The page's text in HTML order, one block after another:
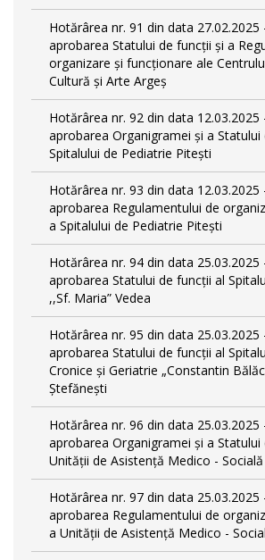
Hotărârea nr. 91 din data
aprobarea Statului de funcţii și a
organizare și funcționare ale
Cultură și Arte Argeș
Hotărârea nr. 92 din data
aprobarea Organigramei și a Statului
Spitalului de Pediatrie Pitești
Hotărârea nr. 93 din data
aprobarea Regulamentului de
a Spitalului de Pediatrie Pitești
Hotărârea nr. 94 din data
aprobarea Statului de funcţii al
,,Sf. Maria” Vedea
Hotărârea nr. 95 din data
aprobarea Statului de funcţii al
Cronice și Geriatrie „Constantin
Ștefănești
Hotărârea nr. 96 din data
aprobarea Organigramei și a Statului
Unității de Asistență Medico -
Hotărârea nr. 97 din data
aprobarea Regulamentului de
a Unității de Asistență Medico -